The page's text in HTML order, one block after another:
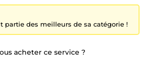
partie des meilleurs de sa catégorie !
acheter ce service ?